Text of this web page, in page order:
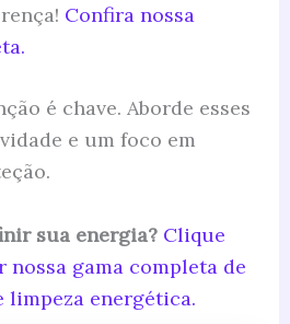
Confira nossa
é chave. Aborde esses
e um foco em
sua energia? Clique
gama completa de
limpeza energética.